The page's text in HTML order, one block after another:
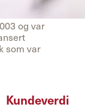
og var
som var
Kundeverdi